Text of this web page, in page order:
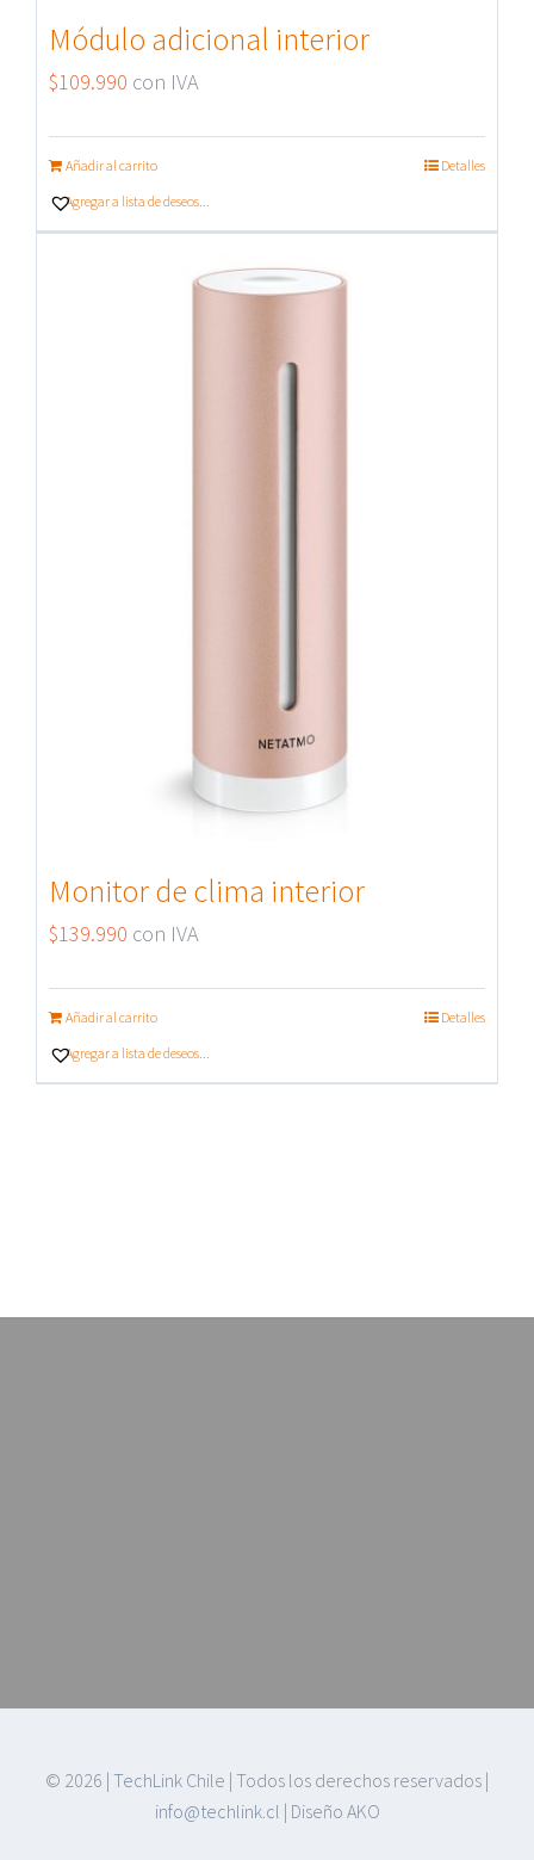
Módulo adicional interior
$109.990 con IVA
Añadir al carrito
Detalles
Agregar a lista de deseos...
Monitor de clima interior
$139.990 con IVA
Añadir al carrito
Detalles
Agregar a lista de deseos...
© 2026 | TechLink Chile | Todos los derechos reservados |
info@techlink.cl | Diseño AKO